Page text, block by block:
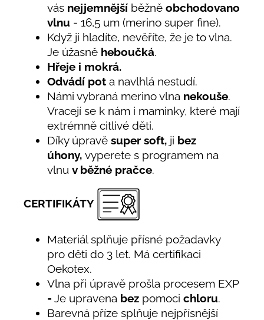
vás nejjemnější běžně obchodovanou
vlnu - 16,5 um (merino super fine).
Když ji hladíte, nevěříte, že je to vlna.
Je úžasně heboučká.
Hřeje i mokrá.
Odvádí pot a navlhlá nestudí.
Námi vybraná merino vlna nekouše.
Vracejí se k nám i maminky, které mají
extrémně citlivé děti.
Díky úpravě super soft, ji bez
úhony, vyperete s programem na
vlnu v běžné pračce.
CERTIFIKÁTY
Materiál splňuje přísné požadavky
pro děti do 3 let. Má certifikaci
Oekotex.
Vlna při úpravě prošla procesem EXP
= Je upravena bez pomoci chloru.
Barevná příze splňuje nejpřísnější